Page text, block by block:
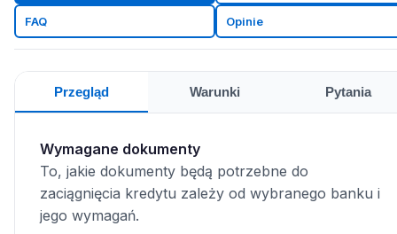
FAQ Opinie
Przegląd Warunki Pytania
Wymagane dokumenty
To, jakie dokumenty będą potrzebne do
zaciągnięcia kredytu zależy od wybranego banku i
jego wymagań.